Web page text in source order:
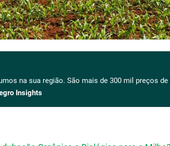
na sua região. São mais de 300 mil preços
Insights